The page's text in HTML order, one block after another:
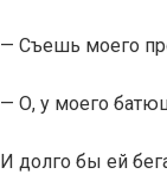
— Съешь моего
— О, у моего
И долго бы ей